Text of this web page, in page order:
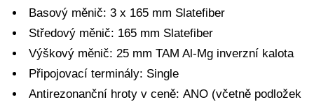
Basový měnič: 3 x 165 mm Slatefiber
Středový měnič: 165 mm Slatefiber
Výškový měnič: 25 mm TAM Al-Mg inverzní kalota
Připojovací terminály: Single
Antirezonanční hroty v ceně: ANO (včetně podložek